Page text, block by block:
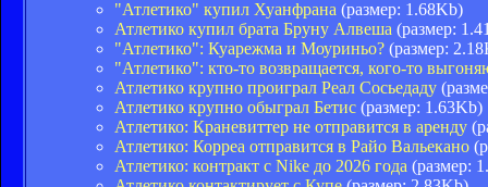
"Атлетико" купил Хуанфрана (размер: 1.68Kb)
Атлетико купил брата Бруну Алвеша (размер:
"Атлетико": Куарежма и Моуриньо? (размер:
"Атлетико": кто-то возвращается, кого-то
Атлетико крупно проиграл Реал Сосьедаду
Атлетико крупно обыграл Бетис (размер: 1.63Kb)
Атлетико: Краневиттер не отправится в аренду
Атлетико: Корреа отправится в Райо Вальекано
Атлетико: контракт с Nike до 2026 года (размер: